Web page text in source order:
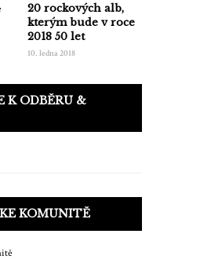
20 rockových alb,
kterým bude v roce
2018 50 let
10. ledna 2018
K ODBĚRU &
KOMUNITĚ